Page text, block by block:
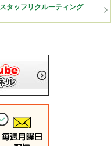
スタッフリクルーティング